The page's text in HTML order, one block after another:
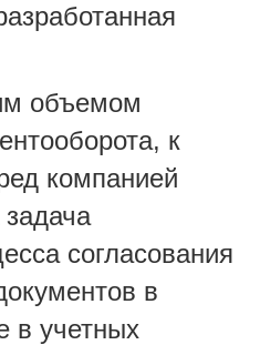
объемом
к
компанией
согласования
в
в учетных